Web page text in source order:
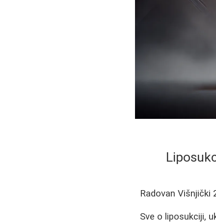
Radovan Višnjički
Sve o liposukciji,